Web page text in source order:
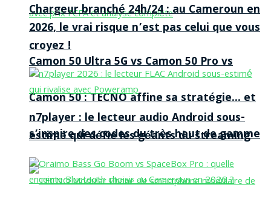
Camon 50 Ultra 5G vs Camon 50 Pro vs
Camon 50 : TECNO affine sa stratégie… et
s’inspire des codes du très haut de gamme
Chargeur branché 24h/24 : au Cameroun en
2026, le vrai risque n’est pas celui que vous
croyez !
n7player : le lecteur audio Android sous-
estimé qui défie les géants du streaming